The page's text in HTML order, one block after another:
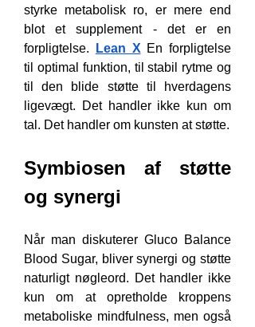
styrke metabolisk ro, er mere end
blot et supplement - det er en
forpligtelse.
Lean X En forpligtelse
til optimal funktion, til stabil rytme og
til den blide støtte til hverdagens
ligevægt. Det handler ikke kun om
tal. Det handler om kunsten at støtte.
Symbiosen af støtte
og synergi
Når man diskuterer Gluco Balance
Blood Sugar, bliver synergi og støtte
naturligt nøgleord. Det handler ikke
kun om at opretholde kroppens
metaboliske mindfulness, men også